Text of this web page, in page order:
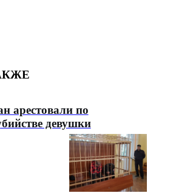
арестовали по
девушки